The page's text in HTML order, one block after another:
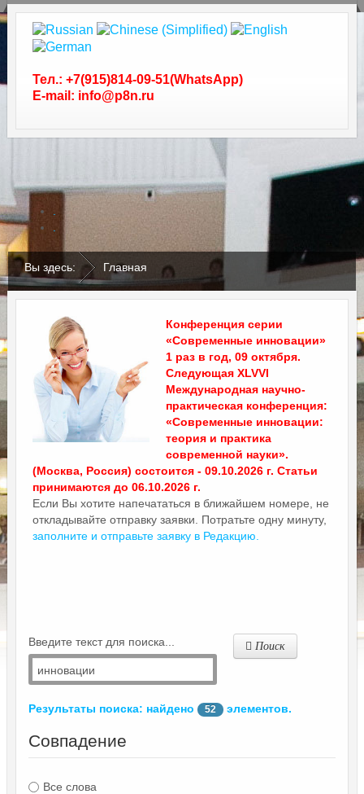
Тел.: +7(915)814-09-51(WhatsApp)
E-mail: info@p8n.ru
Вы здесь: Главная
Конференция серии
«Современные инновации»
1 раз в год, 09 октября.
Следующая XLVVI
Международная научно-
практическая конференция:
«Современные инновации:
теория и практика
современной науки».
(Москва, Россия) состоится - 09.10.2026 г. Статьи
принимаются до 06.10.2026 г.
Если Вы хотите напечататься в ближайшем номере, не
откладывайте отправку заявки. Потратьте одну минуту,
заполните и отправьте заявку в Редакцию.
Введите текст для поиска... Поиск
Результаты поиска: найдено 52 элементов.
Совпадение
Все слова